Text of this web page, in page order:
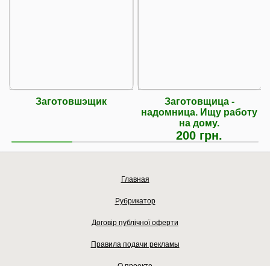
Заготовшэщик
Заготовщица -
надомница. Ищу работу
на дому.
200 грн.
Главная
Рубрикатор
Договір публічної оферти
Правила подачи рекламы